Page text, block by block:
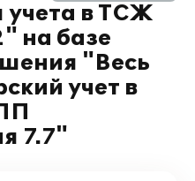
учета в ТСЖ
на базе
"Весь
учет в
7.7"